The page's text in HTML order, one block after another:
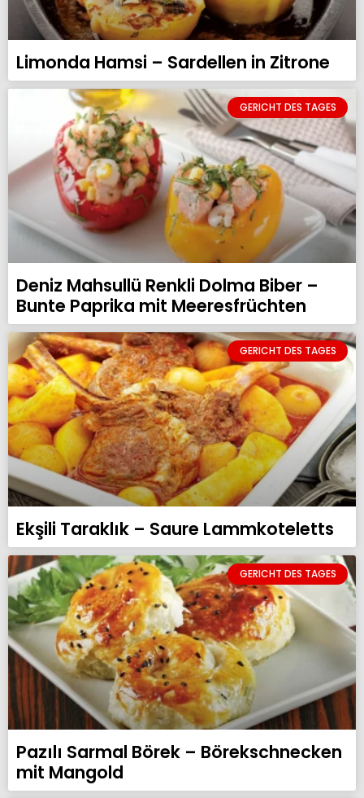
Limonda Hamsi – Sardellen in Zitrone
GERICHT DES TAGES
Deniz Mahsullü Renkli Dolma Biber –
Bunte Paprika mit Meeresfrüchten
GERICHT DES TAGES
Ekşili Taraklık – Saure Lammkoteletts
GERICHT DES TAGES
Pazılı Sarmal Börek – Börekschnecken
mit Mangold